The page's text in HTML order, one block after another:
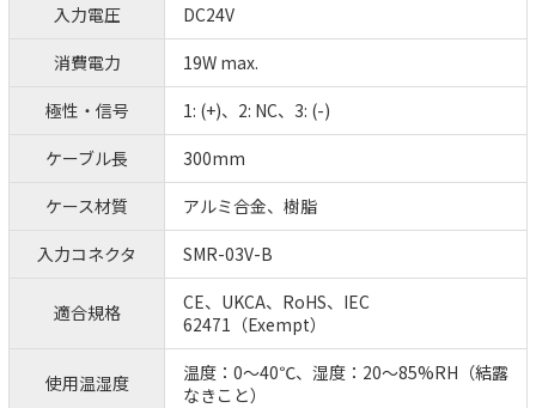
入力電圧
DC24V
消費電力
19W max.
極性・信号
1: (+)、2: NC、3: (-)
ケーブル長
300mm
ケース材質
アルミ合金、樹脂
入力コネクタ
SMR-03V-B
適合規格
CE、UKCA、RoHS、IEC
62471（Exempt）
使用温湿度
温度：0～40℃、湿度：20～85%RH（結露
なきこと）